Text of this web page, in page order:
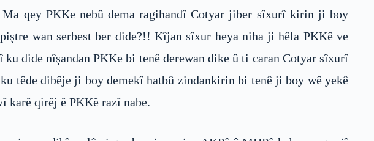
qey PKKe nebû dema ragihandî Cotyar jiber sîxurî kirin ji boy
wan serbest ber dide?!! Kîjan sîxur heya niha ji hêla PKKê ve
dide nîşandan PKKe bi tenê derewan dike û ti caran Cotyar sîxurî
têde dibêje ji boy demekî hatbû zindankirin bi tenê ji boy wê yekê
karê qirêj ê PKKê razî nabe.